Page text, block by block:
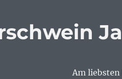
Am liebsten